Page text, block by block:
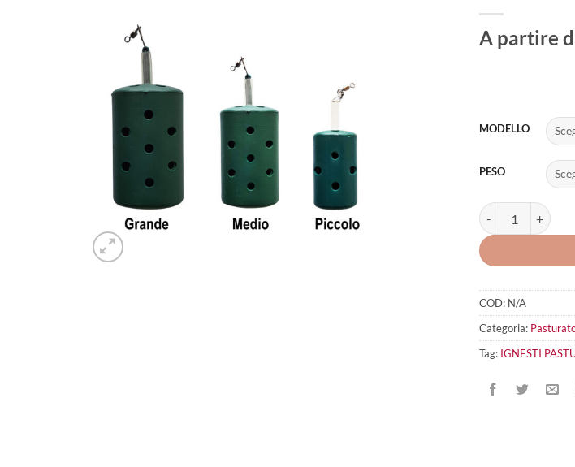
A partire
MODELLO
PESO
IGNESTI
COD: N/A
Categoria:
Tag: IGNESTI